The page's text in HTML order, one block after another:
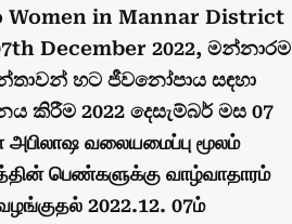
Women in Mannar District
December 2022, මන්නාරම
හට ජීවනෝපාය සඳහා
කිරීම 2022 දෙසැම්බර් මස 07
அபிலாஷ வலையமைப்பு மூலம்
பெண்களுக்கு வாழ்வாதாரம்
2022.12. 07ம்